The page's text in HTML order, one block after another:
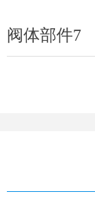
阀体部件7